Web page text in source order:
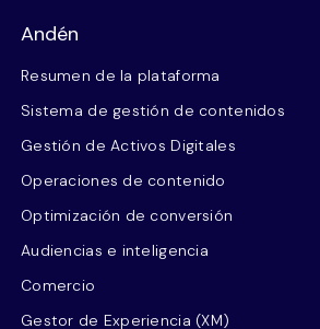
Andén
Resumen de la plataforma
Sistema de gestión de contenidos
Gestión de Activos Digitales
Operaciones de contenido
Optimización de conversión
Audiencias e inteligencia
Comercio
Gestor de Experiencia (XM)